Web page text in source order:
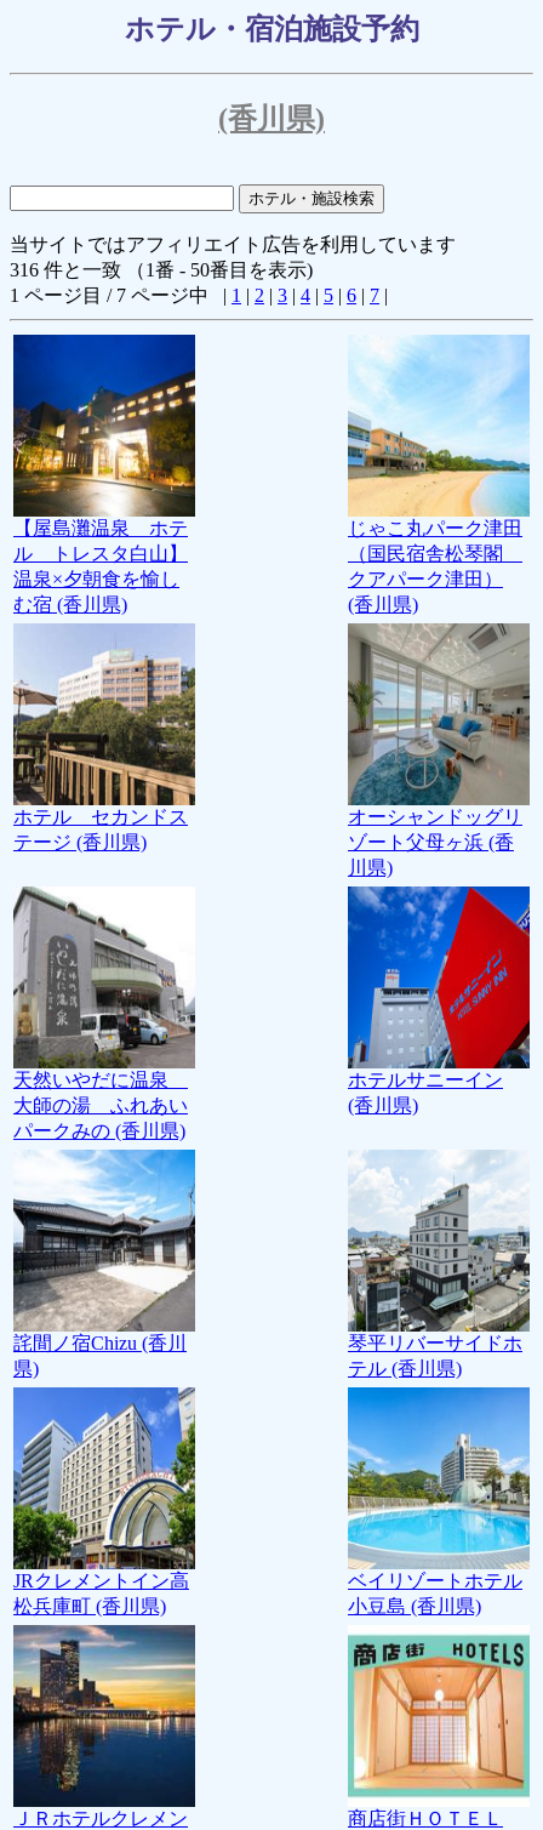
ホテル・宿泊施設予約
(香川県)
当サイトではアフィリエイト広告を利用しています
316 件と一致 （1番 - 50番目を表示)
1 ページ目 / 7 ページ中 | 1 | 2 | 3 | 4 | 5 | 6 | 7 |
【屋島灘温泉 ホテ
ル トレスタ白山】
温泉×夕朝食を愉し
む宿 (香川県)
じゃこ丸パーク津田
（国民宿舎松琴閣
クアパーク津田）
(香川県)
ホテル セカンドス
テージ (香川県)
オーシャンドッグリ
ゾート父母ヶ浜 (香
川県)
天然いやだに温泉
大師の湯 ふれあい
パークみの (香川県)
ホテルサニーイン
(香川県)
詫間ノ宿Chizu (香川
県)
琴平リバーサイドホ
テル (香川県)
JRクレメントイン高
松兵庫町 (香川県)
ベイリゾートホテル
小豆島 (香川県)
ＪＲホテルクレメン
商店街ＨＯＴＥＬ